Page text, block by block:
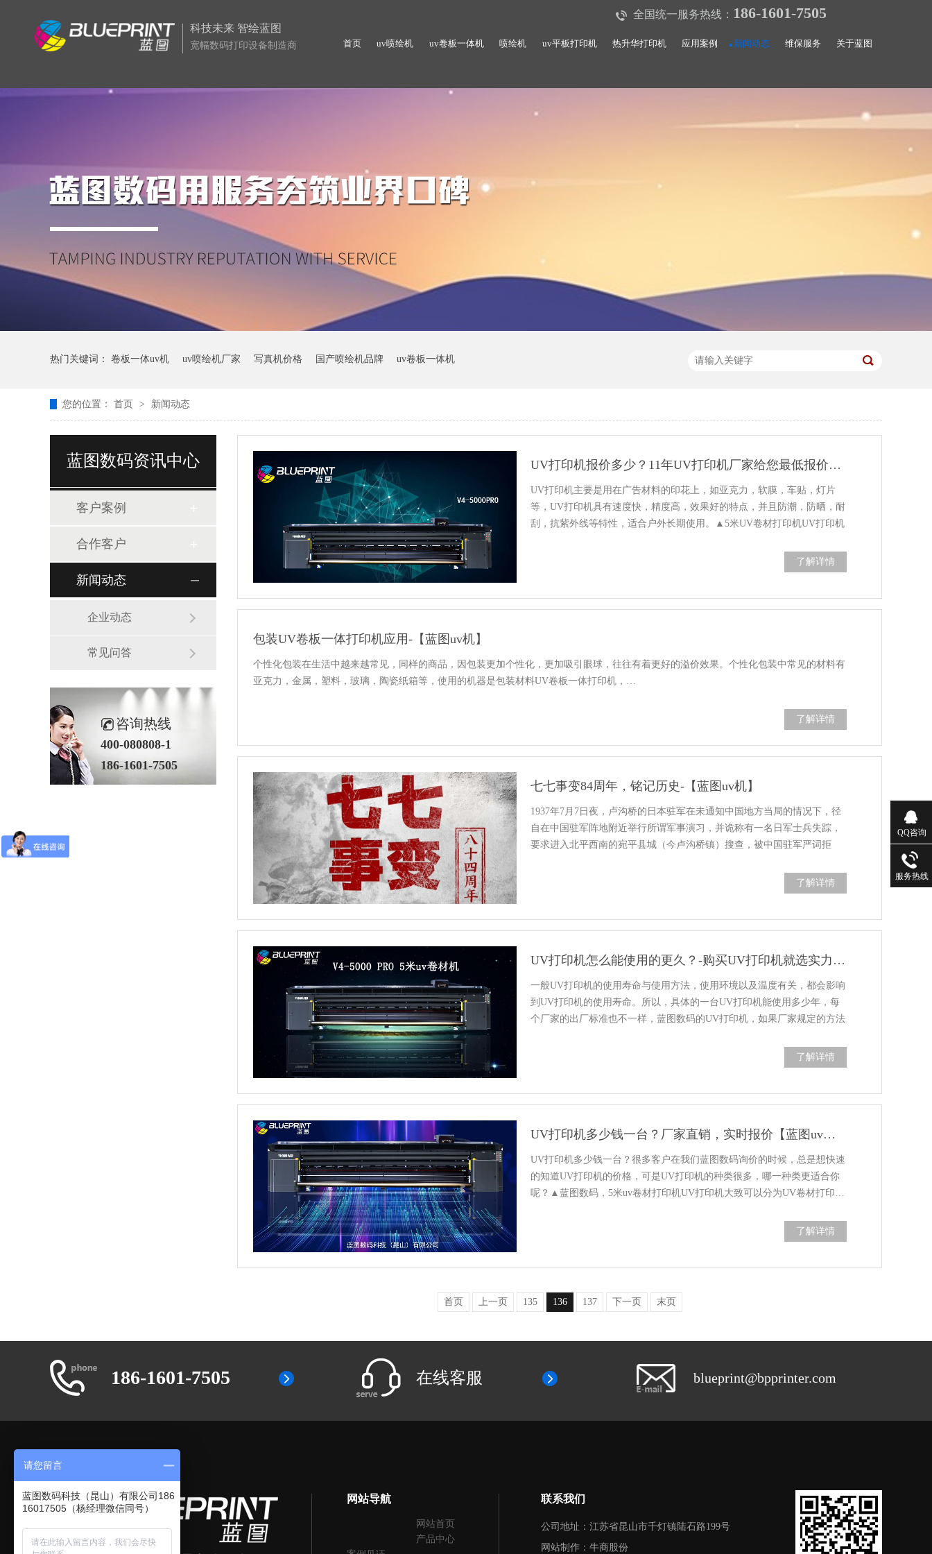
科技未来 智绘蓝图
宽幅数码打印设备制造商
全国统一服务热线： 186-1601-7505
首页 uv喷绘机 uv卷板一体机 喷绘机 uv平板打印机 热升华打印机 应用案例 新闻动态 维保服务 关于蓝图
热门关键词： 卷板一体uv机 uv喷绘机厂家 写真机价格 国产喷绘机品牌 uv卷板一体机
您的位置： 首页 > 新闻动态
蓝图数码资讯中心
客户案例
合作客户
新闻动态
企业动态
常见问答
咨询热线
400-080808-1
186-1601-7505
UV打印机报价多少？11年UV打印机厂家给您最低报价！-【蓝图uv机】
UV打印机主要是用在广告材料的印花上，如亚克力，软膜，车贴，灯片
等，UV打印机具有速度快，精度高，效果好的特点，并且防潮，防晒，耐
刮，抗紫外线等特性，适合户外长期使用。▲5米UV卷材打印机UV打印机
了解详情
包装UV卷板一体打印机应用-【蓝图uv机】
个性化包装在生活中越来越常见，同样的商品，因包装更加个性化，更加吸引眼球，往往有着更好的溢价效果。个性化包装中常见的材料有
亚克力，金属，塑料，玻璃，陶瓷纸箱等，使用的机器是包装材料UV卷板一体打印机，…
了解详情
七七事变84周年，铭记历史-【蓝图uv机】
1937年7月7日夜，卢沟桥的日本驻军在未通知中国地方当局的情况下，径
自在中国驻军阵地附近举行所谓军事演习，并诡称有一名日军士兵失踪，
要求进入北平西南的宛平县城（今卢沟桥镇）搜查，被中国驻军严词拒
了解详情
UV打印机怎么能使用的更久？-购买UV打印机就选实力厂家【蓝图uv机】
一般UV打印机的使用寿命与使用方法，使用环境以及温度有关，都会影响
到UV打印机的使用寿命。所以，具体的一台UV打印机能使用多少年，每
个厂家的出厂标准也不一样，蓝图数码的UV打印机，如果厂家规定的方法
了解详情
UV打印机多少钱一台？厂家直销，实时报价【蓝图uv机】
UV打印机多少钱一台？很多客户在我们蓝图数码询价的时候，总是想快速
的知道UV打印机的价格，可是UV打印机的种类很多，哪一种类更适合你
呢？▲蓝图数码，5米uv卷材打印机UV打印机大致可以分为UV卷材打印…
了解详情
首页 上一页 135 136 137 下一页 末页
186-1601-7505 在线客服 blueprint@bpprinter.com
网站导航
网站首页
产品中心
联系我们
公司地址：江苏省昆山市千灯镇陆石路199号
网站制作： 牛商股份
QQ咨询
服务热线
请您留言
蓝图数码科技（昆山）有限公司186
16017505（杨经理微信同号）